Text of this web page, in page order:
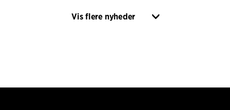
Vis flere nyheder